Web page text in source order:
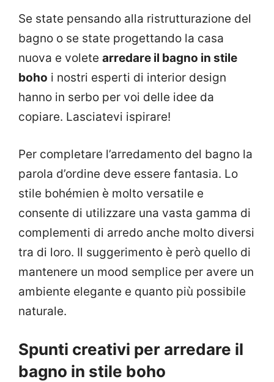
Se state pensando alla ristrutturazione del
bagno o se state progettando la casa
nuova e volete arredare il bagno in stile
boho i nostri esperti di interior design
hanno in serbo per voi delle idee da
copiare. Lasciatevi ispirare!
Per completare l’arredamento del bagno la
parola d’ordine deve essere fantasia. Lo
stile bohémien è molto versatile e
consente di utilizzare una vasta gamma di
complementi di arredo anche molto diversi
tra di loro. Il suggerimento è però quello di
mantenere un mood semplice per avere un
ambiente elegante e quanto più possibile
naturale.
Spunti creativi per arredare il
bagno in stile boho